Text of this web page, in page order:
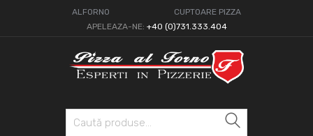
ALFORNO
CUPTOARE PIZZA
APELEAZA-NE: +40 (0)731.333.404